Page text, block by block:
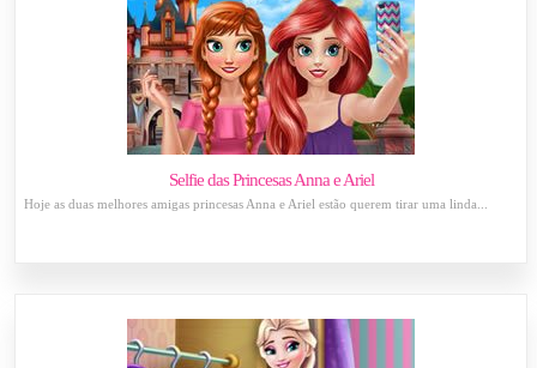
Selfie das Princesas Anna e Ariel
Hoje as duas melhores amigas princesas Anna e Ariel estão querem tirar uma linda...